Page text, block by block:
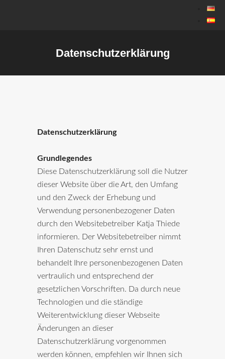
Datenschutzerklärung
Datenschutzerklärung
Grundlegendes
Diese Datenschutzerklärung soll die Nutzer
dieser Website über die Art, den Umfang
und den Zweck der Erhebung und
Verwendung personenbezogener Daten
durch den Websitebetreiber Katja Thiede
informieren. Der Websitebetreiber nimmt
Ihren Datenschutz sehr ernst und
behandelt Ihre personenbezogenen Daten
vertraulich und entsprechend der
gesetzlichen Vorschriften. Da durch neue
Technologien und die ständige
Weiterentwicklung dieser Webseite
Änderungen an dieser
Datenschutzerklärung vorgenommen
werden können, empfehlen wir Ihnen sich